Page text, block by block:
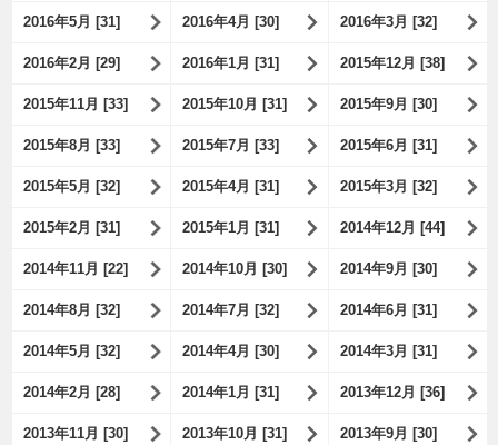
2016年5月 [31] 2016年4月 [30] 2016年3月 [32]
2016年2月 [29] 2016年1月 [31] 2015年12月 [38]
2015年11月 [33] 2015年10月 [31] 2015年9月 [30]
2015年8月 [33] 2015年7月 [33] 2015年6月 [31]
2015年5月 [32] 2015年4月 [31] 2015年3月 [32]
2015年2月 [31] 2015年1月 [31] 2014年12月 [44]
2014年11月 [22] 2014年10月 [30] 2014年9月 [30]
2014年8月 [32] 2014年7月 [32] 2014年6月 [31]
2014年5月 [32] 2014年4月 [30] 2014年3月 [31]
2014年2月 [28] 2014年1月 [31] 2013年12月 [36]
2013年11月 [30] 2013年10月 [31] 2013年9月 [30]